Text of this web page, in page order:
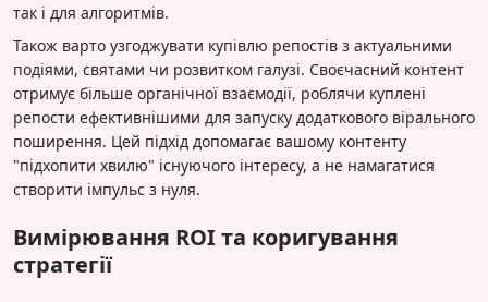
так і для алгоритмів.
Також варто узгоджувати купівлю репостів з актуальними
подіями, святами чи розвитком галузі. Своєчасний контент
отримує більше органічної взаємодії, роблячи куплені
репости ефективнішими для запуску додаткового вірального
поширення. Цей підхід допомагає вашому контенту
"підхопити хвилю" існуючого інтересу, а не намагатися
створити імпульс з нуля.
Вимірювання ROI та коригування
стратегії